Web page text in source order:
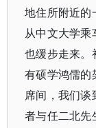
地住所附近的
从中文大学乘
也缓步走来。
有硕学鸿儒的
席间，我们谈
者与任二北先